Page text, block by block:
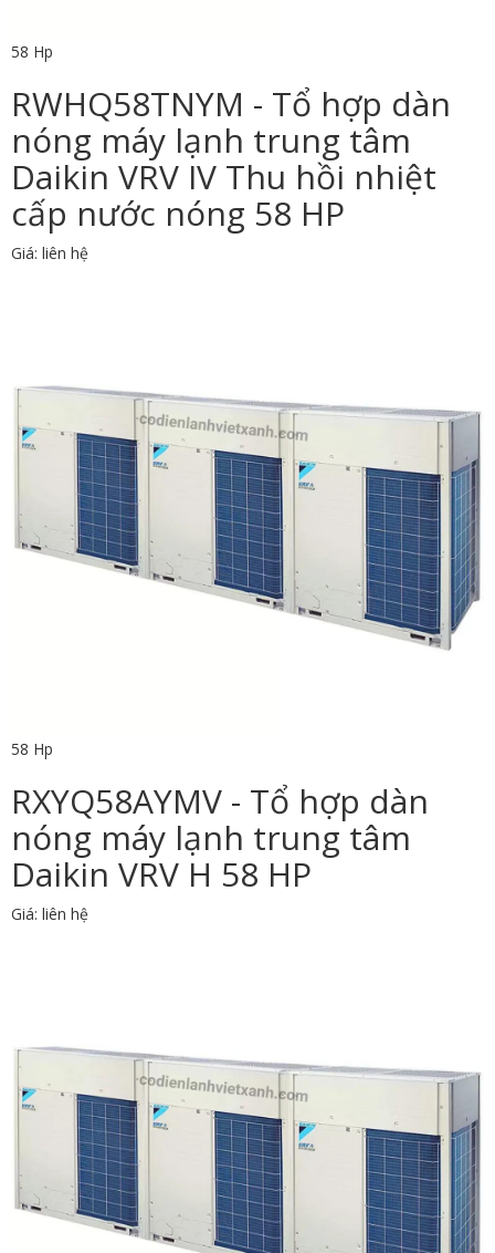
58 Hp
RWHQ58TNYM - Tổ hợp dàn
nóng máy lạnh trung tâm
Daikin VRV IV Thu hồi nhiệt
cấp nước nóng 58 HP
Giá: liên hệ
58 Hp
RXYQ58AYMV - Tổ hợp dàn
nóng máy lạnh trung tâm
Daikin VRV H 58 HP
Giá: liên hệ